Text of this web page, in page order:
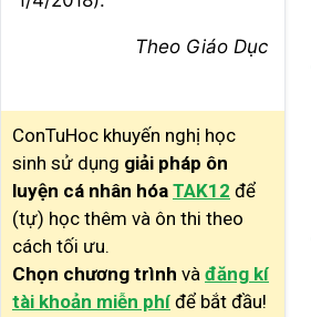
Theo Giáo Dục
ConTuHoc khuyến nghị học
sinh sử dụng giải pháp ôn
luyện cá nhân hóa TAK12 để
(tự) học thêm và ôn thi theo
cách tối ưu.
Chọn chương trình và đăng kí
tài khoản miễn phí để bắt đầu!